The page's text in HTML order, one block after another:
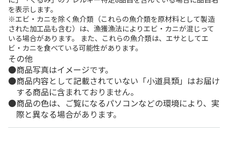
を表示します。
※エビ・カニを除く魚介類（これらの魚介類を原材料として製造
された加工品も含む）は、漁獲漁法によりエビ・カニが混じって
いる場合があります。 また、これらの魚介類は、エサとしてエ
ビ・カニを食べている可能性があります。
その他
商品写真はイメージです。
商品内容として記載されていない「小道具類」はお届け
する商品に含まれておりません。
商品の色は、ご覧になるパソコンなどの環境により、実
際と異なる場合があります。